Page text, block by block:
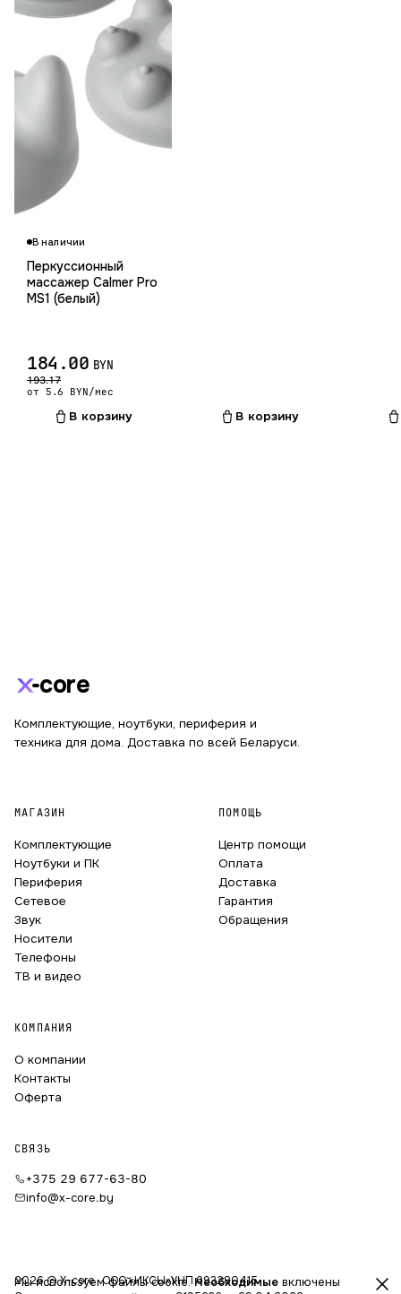
В наличии
Перкуссионный
массажер Calmer Pro
MS1 (белый)
184.00 BYN
193.17
от 5.6 BYN/мес
В корзину В корзину
core
Комплектующие, ноутбуки, периферия и
техника для дома. Доставка по всей Беларуси.
МАГАЗИН
Комплектующие
Ноутбуки и ПК
Периферия
Сетевое
Звук
Носители
Телефоны
ТВ и видео
ПОМОЩЬ
Центр помощи
Оплата
Доставка
Гарантия
Обращения
КОМПАНИЯ
О компании
Контакты
Оферта
СВЯЗЬ
+375 29 677-63-80
info@x-core.by
2026 © X-core · ООО «ИКСЫ»УНП 693280415
Мы используем файлы cookie.Необходимые включены